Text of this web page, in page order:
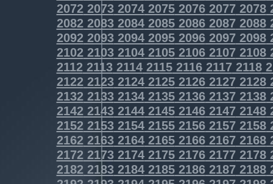
2072207320742075207620772078
2082208320842085208620872088
2092209320942095209620972098
2102210321042105210621072108
2112211321142115211621172118
2122212321242125212621272128
2132213321342135213621372138
2142214321442145214621472148
2152215321542155215621572158
2162216321642165216621672168
2172217321742175217621772178
2182218321842185218621872188